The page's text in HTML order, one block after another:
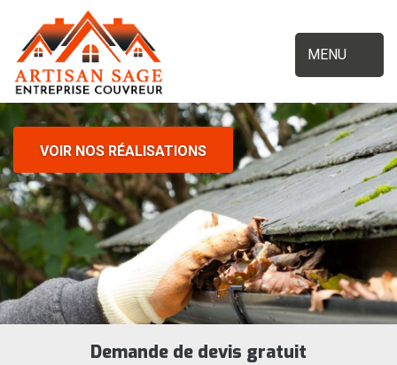
MENU
VOIR NOS RÉALISATIONS
Demande de devis gratuit